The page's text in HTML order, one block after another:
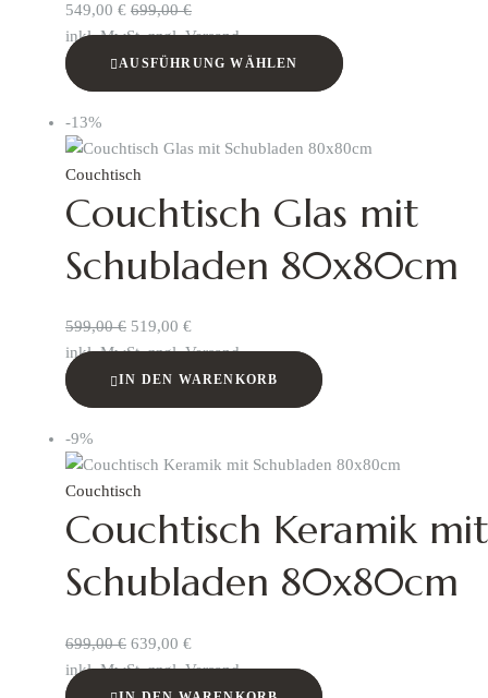
549,00 € 699,00€
inkl. MwSt. zzgl. Versand
AUSFÜHRUNG WÄHLEN
-13%
Couchtisch
Couchtisch Glas mit
Schubladen 80x80cm
599,00€ 519,00 €
inkl. MwSt. zzgl. Versand
IN DEN WARENKORB
-9%
Couchtisch
Couchtisch Keramik mit
Schubladen 80x80cm
699,00€ 639,00 €
inkl. MwSt. zzgl. Versand